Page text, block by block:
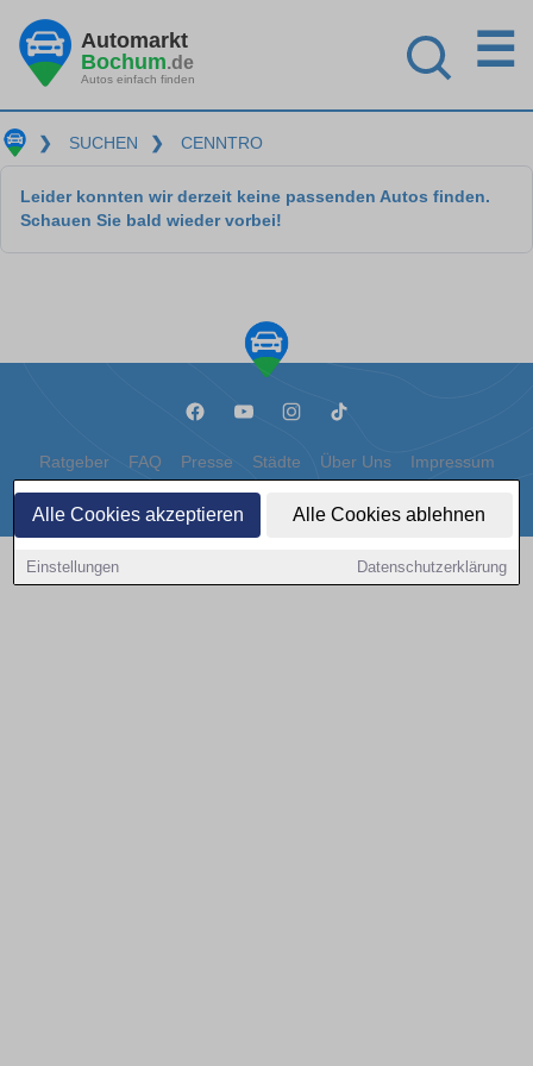
Alle Cookies akzeptieren Alle Cookies ablehnen
Einstellungen Datenschutzerklärung
Automarkt
Bochum.de
Autos einfach finden
☰
❯ SUCHEN ❯ CENNTRO
Leider konnten wir derzeit keine passenden Autos finden.
Schauen Sie bald wieder vorbei!
Ratgeber FAQ Presse Städte Über Uns Impressum
Datenschutz Cookies
Copyright © 2000 - 2026 | 1A Infosysteme GmbH | Content by: 1a-sites-autos